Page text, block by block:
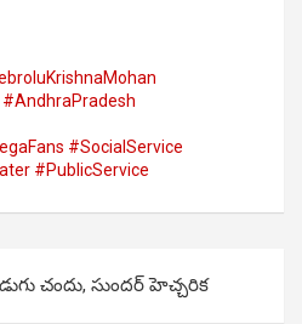
#SocialService
#PublicService
చందు, సుందర్ హెచ్చరిక